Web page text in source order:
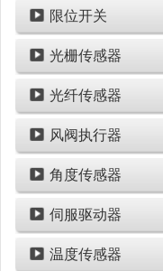
限位开关
光栅传感器
光纤传感器
风阀执行器
角度传感器
伺服驱动器
温度传感器